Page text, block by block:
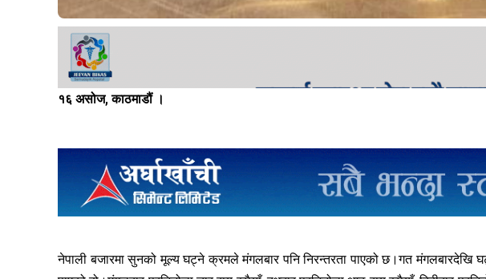
१६ असोज, काठमाडौं ।
नेपाली बजारमा सुनको मूल्य घट्ने क्रमले मंगलबार पनि निरन्तरता पाएको छ।गत मंगलबारदेखि